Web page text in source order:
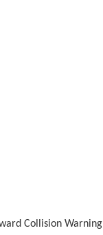
Collision Warning